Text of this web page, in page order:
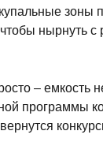
зоны
нырнуть с
– емкость
программы